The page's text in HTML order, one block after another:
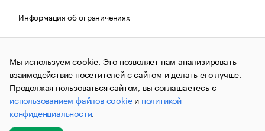
Информация об ограничениях
Правовая информация
О соблюдении авторских прав
© АО «РОСБИЗНЕСКОНСАЛТИНГ»,1995–2026.Сообщения
и материалы информационного агентства «РБК»
(зарегистрировано Федеральной службой по надзору в сфере
связи, информационных технологий и массовых
коммуникаций (Роскомнадзор) 09.12.2015 за номером ИА
№ФС77-63848) сопровождаются пометкой «РБК». Отдельные
публикации могут содержать информацию,
не предназначенную для пользователей
Мы используем cookie. Это позволяет нам анализировать
взаимодействие посетителей с сайтом и делать его лучше.
Продолжая пользоваться сайтом, вы соглашаетесь с
использованием файлов cookieи политикой
конфиденциальности.